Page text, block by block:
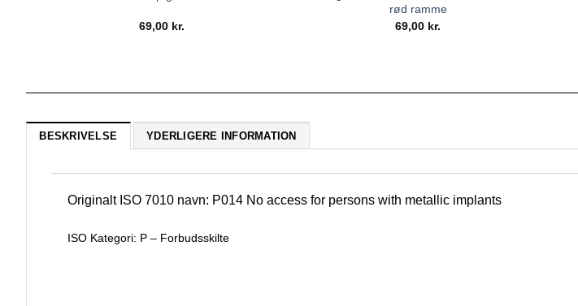
69,00 kr.
rød ramme
69,00 kr.
BESKRIVELSE YDERLIGERE INFORMATION
Originalt ISO 7010 navn: P014 No access for persons with metallic implants
ISO Kategori: P – Forbudsskilte